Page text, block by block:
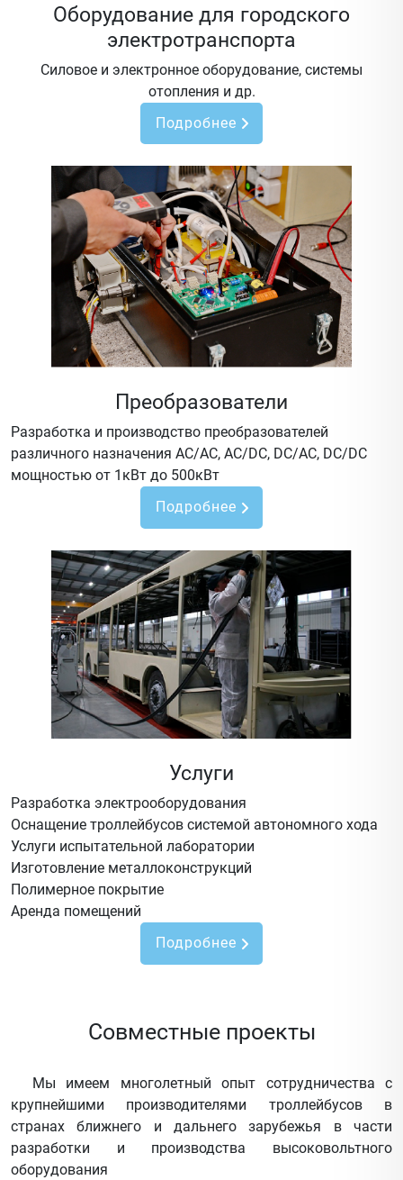
Оборудование для городского
электротранспорта
Силовое и электронное оборудование, системы
отопления и др.
Подробнее
Преобразователи
Разработка и производство преобразователей
различного назначения AC/AC, AC/DC, DC/AC, DC/DC
мощностью от 1кВт до 500кВт
Подробнее
Услуги
Разработка электрооборудования
Оснащение троллейбусов системой автономного хода
Услуги испытательной лаборатории
Изготовление металлоконструкций
Полимерное покрытие
Аренда помещений
Подробнее
Совместные проекты
Мы имеем многолетный опыт сотрудничества с
крупнейшими производителями троллейбусов в
странах ближнего и дальнего зарубежья в части
разработки и производства высоковольтного
оборудования